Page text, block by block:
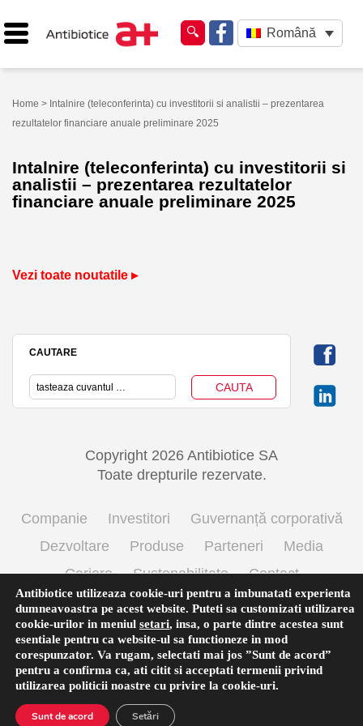
Română
Home > Intalnire (teleconferinta) cu investitorii si analistii – prezentarea
rezultatelor financiare anuale preliminare 2025
Intalnire (teleconferinta) cu investitorii si
analistii – prezentarea rezultatelor
financiare anuale preliminare 2025
Vezi toate noutatile ▸
CAUTARE
Copyright 2026 Antibiotice SA
Toate drepturile rezervate.
Companie Investitori
Guvernanță corporativă
Dezvoltare
Produse Parteneri
Media
Cariere
Sustenabilitate
Contact
Termeni si conditii de utilizare
Politica cookie
Prelucrarea datelor cu caracter personal
Antibiotice utilizeaza cookie-uri pentru a imbunatati experienta
dumneavoastra pe acest website. Puteti sa customizati utilizarea
cookie-urilor in meniul setari, insa, o parte dintre acestea sunt
esentiale pentru ca website-ul sa functioneze in mod
corespunzator. Va rugam, selectati mai jos ”Sunt de acord”
pentru a confirma ca, ati citit si acceptati termenii privind
utilizarea politicii noastre cu privire la cookie-uri.
Sunt de acord Setări
English(Engleză) Română